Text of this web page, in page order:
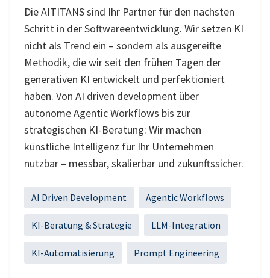
Die AITITANS sind Ihr Partner für den nächsten
Schritt in der Softwareentwicklung. Wir setzen KI
nicht als Trend ein – sondern als ausgereifte
Methodik, die wir seit den frühen Tagen der
generativen KI entwickelt und perfektioniert
haben. Von AI driven development über
autonome Agentic Workflows bis zur
strategischen KI-Beratung: Wir machen
künstliche Intelligenz für Ihr Unternehmen
nutzbar – messbar, skalierbar und zukunftssicher.
AI Driven Development Agentic Workflows
KI-Beratung & Strategie LLM-Integration
KI-Automatisierung Prompt Engineering